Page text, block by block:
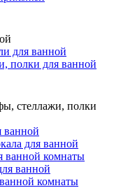
для ванной
полки для ванной
стеллажи, полки
для ванной
ванной комнаты
ванной
комнаты